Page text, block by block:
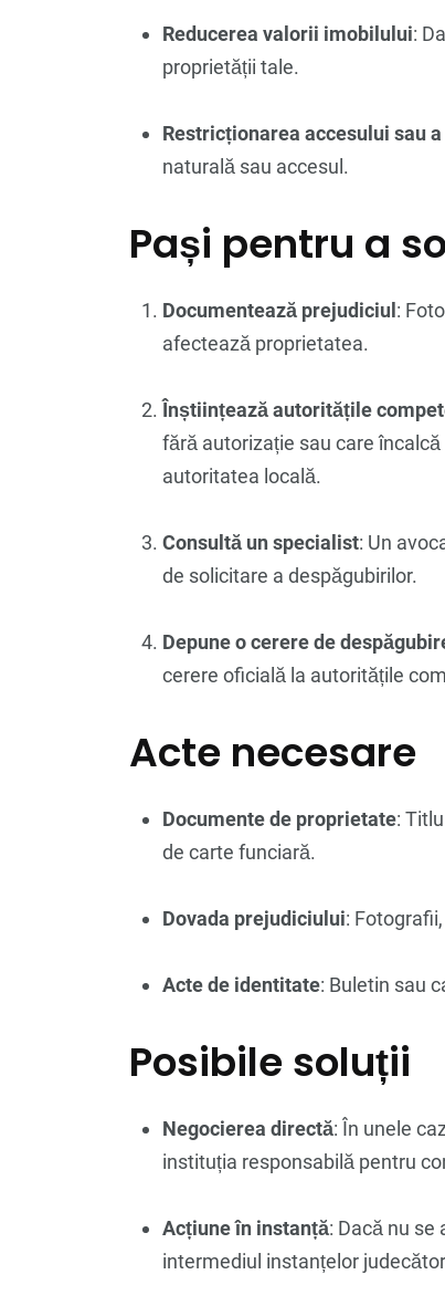
Reducerea valorii imobilului:
proprietății tale.
Restricționarea accesului sau
naturală sau accesul.
Pași pentru a
Documentează prejudiciul :
afectează proprietatea.
Înștiințează autoritățile
fără autorizație sau care
autoritatea locală.
Consultă un specialist: Un
de solicitare a despăgubirilor.
Depune o cerere de
cerere oficială la autoritățile
Acte necesare
Documente de proprietate:
de carte funciară.
Dovada prejudiciului:
Acte de identitate: Buletin sau
Posibile soluții
Negocierea directă: În unele
instituția responsabilă pentru
Acțiune în instanță: Dacă nu se
intermediul instanțelor